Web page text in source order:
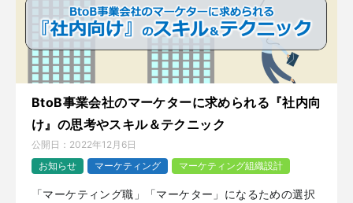
BtoB事業会社のマーケターに求められる『社内向
け』の思考やスキル＆テクニック
公開日： 2022年12月6日
お知らせ
マーケティング マーケティング組織設計
「マーケティング職」「マーケター」になるための選択